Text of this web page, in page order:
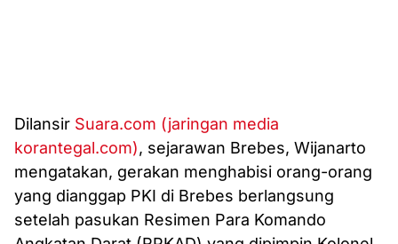
Dilansir Suara.com (jaringan media
korantegal.com), sejarawan Brebes‎, Wijanarto
mengatakan, gerakan menghabisi orang-orang
yang dianggap PKI di Brebes berlangsung
setelah pasukan Resimen Para Komando